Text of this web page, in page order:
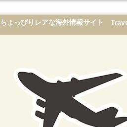
ちょっぴりレアな海外情報サイト